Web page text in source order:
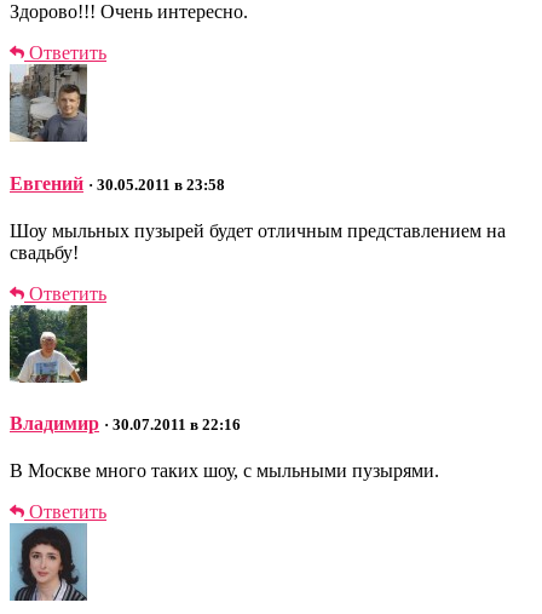
Здорово!!! Очень интересно.
Ответить
Евгений · 30.05.2011 в 23:58
Шоу мыльных пузырей будет отличным представлением на
свадьбу!
Ответить
Владимир · 30.07.2011 в 22:16
В Москве много таких шоу, с мыльными пузырями.
Ответить